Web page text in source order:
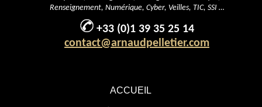
ACCUEIL
Renseignement, Numérique, Cyber, Veilles, TIC, SSI …
+33 (0)1 39 35 25 14
contact@arnaudpelletier.com